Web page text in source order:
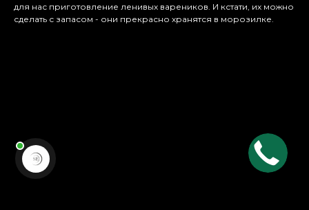
для нас приготовление ленивых вареников. И кстати, их можно
сделать с запасом - они прекрасно хранятся в морозилке.